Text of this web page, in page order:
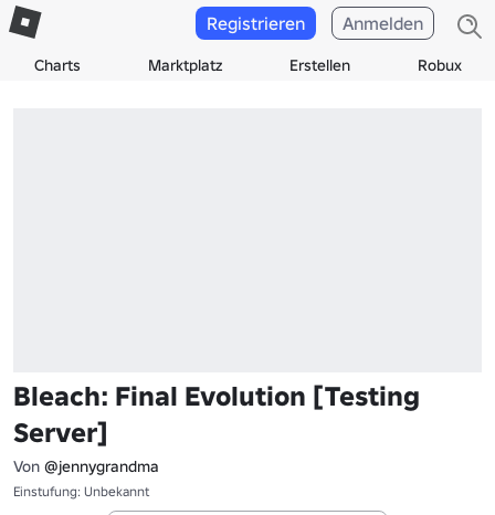
Charts Marktplatz Erstellen Robux
Registrieren Anmelden
Bleach: Final Evolution [Testing
Server]
Von @jennygrandma
Einstufung: Unbekannt